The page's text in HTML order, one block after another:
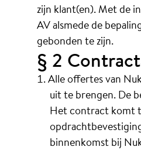
zijn klant(en). Met de
AV alsmede de
gebonden te zijn.
§ 2
Alle offertes van
uit te brengen. De
Het contract komt
binnenkomst bij